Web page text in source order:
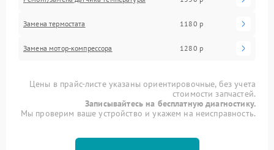
Замена термостата 1180 р
Замена мотор-компрессора 1280 р
Цены в прайс-листе указаны ориентировочные, без учета
стоимости запчастей.
Записывайтесь на бесплатную диагностику.
Мы проверим ваше устройство и укажем на неисправность.